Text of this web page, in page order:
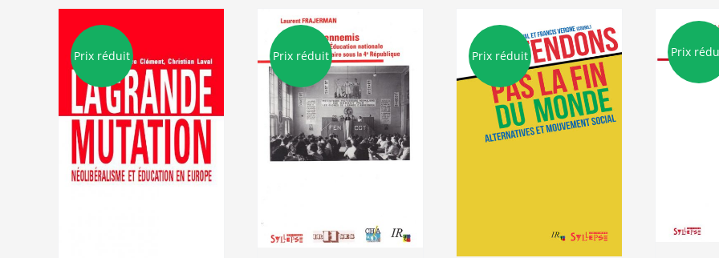
Prix réduit Prix réduit Prix réduit Prix